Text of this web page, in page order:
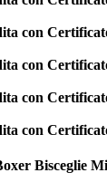
con
con
con
con
Bisceglie